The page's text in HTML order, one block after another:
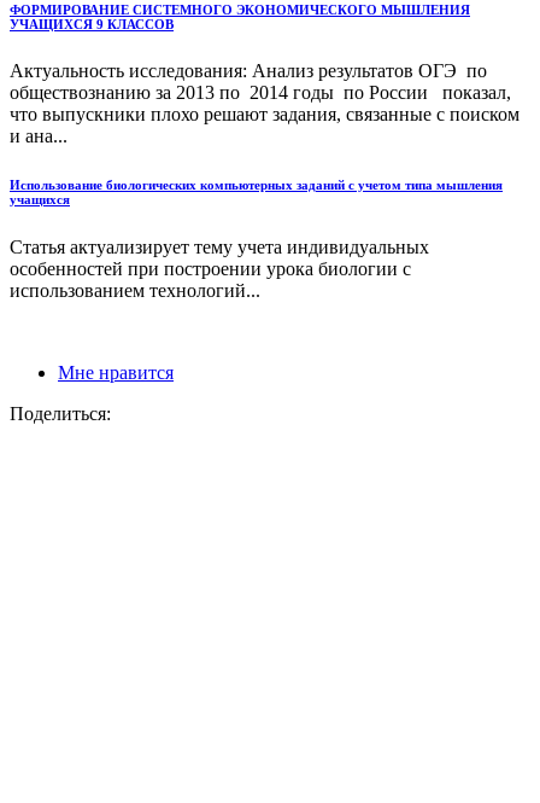
ФОРМИРОВАНИЕ СИСТЕМНОГО ЭКОНОМИЧЕСКОГО МЫШЛЕНИЯ
УЧАЩИХСЯ 9 КЛАССОВ
Актуальность исследования: Анализ результатов ОГЭ по
обществознанию за 2013 по 2014 годы по России показал,
что выпускники плохо решают задания, связанные с поиском
и ана...
Использование биологических компьютерных заданий с учетом типа мышления
учащихся
Статья актуализирует тему учета индивидуальных
особенностей при построении урока биологии с
использованием технологий...
Мне нравится
Поделиться: